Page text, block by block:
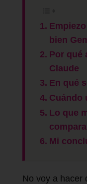
bien
Por qué
Claude
En qué
Cuándo
Lo que
Mi
No voy a hacer